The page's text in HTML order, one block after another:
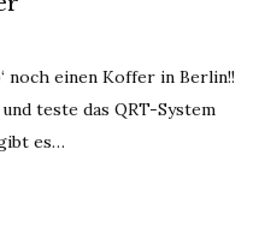
noch einen Koffer in Berlin!!
teste das QRT-System
es…